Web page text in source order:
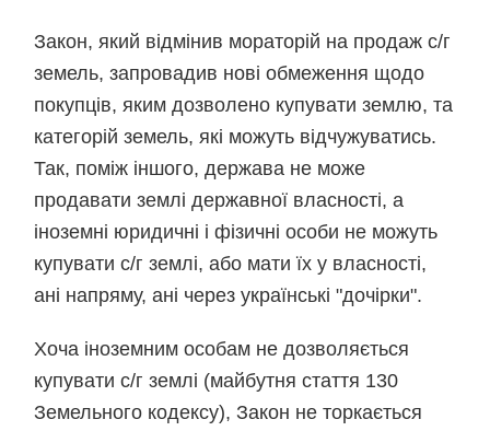
Закон, який відмінив мораторій на продаж с/г
земель, запровадив нові обмеження щодо
покупців, яким дозволено купувати землю, та
категорій земель, які можуть відчужуватись.
Так, поміж іншого, держава не може
продавати землі державної власності, а
іноземні юридичні і фізичні особи не можуть
купувати с/г землі, або мати їх у власності,
ані напряму, ані через українські "дочірки".
Хоча іноземним особам не дозволяється
купувати с/г землі (майбутня стаття 130
Земельного кодексу), Закон не торкається